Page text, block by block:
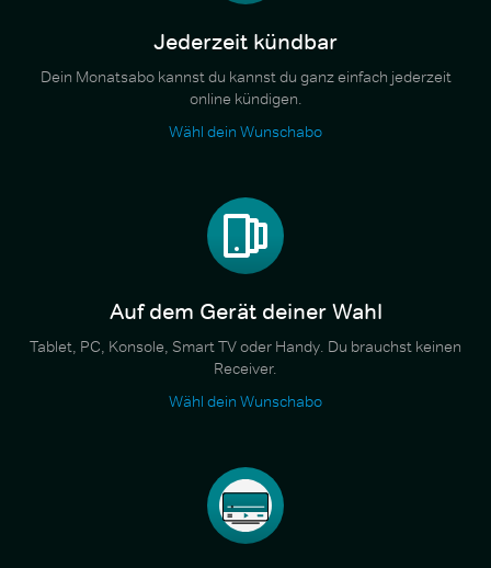
Jederzeit kündbar
Dein Monatsabo kannst du kannst du ganz einfach jederzeit
online kündigen.
Wähl dein Wunschabo
Auf dem Gerät deiner Wahl
Tablet, PC, Konsole, Smart TV oder Handy. Du brauchst keinen
Receiver.
Wähl dein Wunschabo